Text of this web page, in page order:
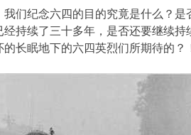
们纪念六四的目的究竟是什么？
持续了三十多年，是否还要继续
长眠地下的六四英烈们所期待的？